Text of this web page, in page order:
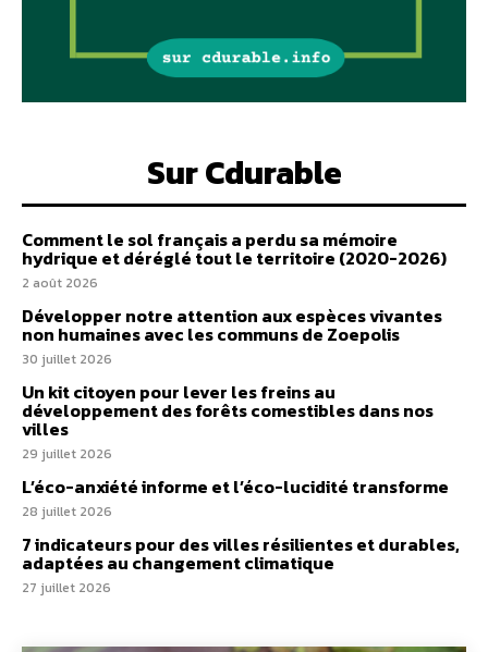
Sur Cdurable
Comment le sol français a perdu sa mémoire
hydrique et déréglé tout le territoire (2020-2026)
2 août 2026
Développer notre attention aux espèces vivantes
non humaines avec les communs de Zoepolis
30 juillet 2026
Un kit citoyen pour lever les freins au
développement des forêts comestibles dans nos
villes
29 juillet 2026
L’éco-anxiété informe et l’éco-lucidité transforme
28 juillet 2026
7 indicateurs pour des villes résilientes et durables,
adaptées au changement climatique
27 juillet 2026